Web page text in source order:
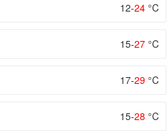
12-24 °C
15-27 °C
17-29 °C
15-28 °C